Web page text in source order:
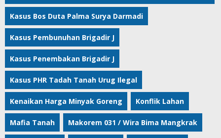
Kasus Bos Duta Palma Surya Darmadi
Kasus Pembunuhan Brigadir J
Kasus Penembakan Brigadir J
Kasus PHR Tadah Tanah Urug Ilegal
Kenaikan Harga Minyak Goreng Konflik Lahan
Mafia Tanah Makorem 031 / Wira Bima Mangkrak